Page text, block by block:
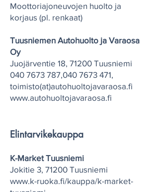
Moottoriajoneuvojen huolto ja
korjaus (pl. renkaat)
Tuusniemen Autohuolto ja Varaosa
Oy
Juojärventie 18, 71200 Tuusniemi
040 7673 787,040 7673 471,
toimisto(at)autohuoltojavaraosa.fi
www.autohuoltojavaraosa.fi
Elintarvikekauppa
K-Market Tuusniemi
Jokitie 3, 71200 Tuusniemi
www.k-ruoka.fi/kauppa/k-market-